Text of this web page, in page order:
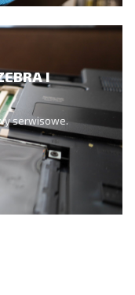
I
serwisowe.